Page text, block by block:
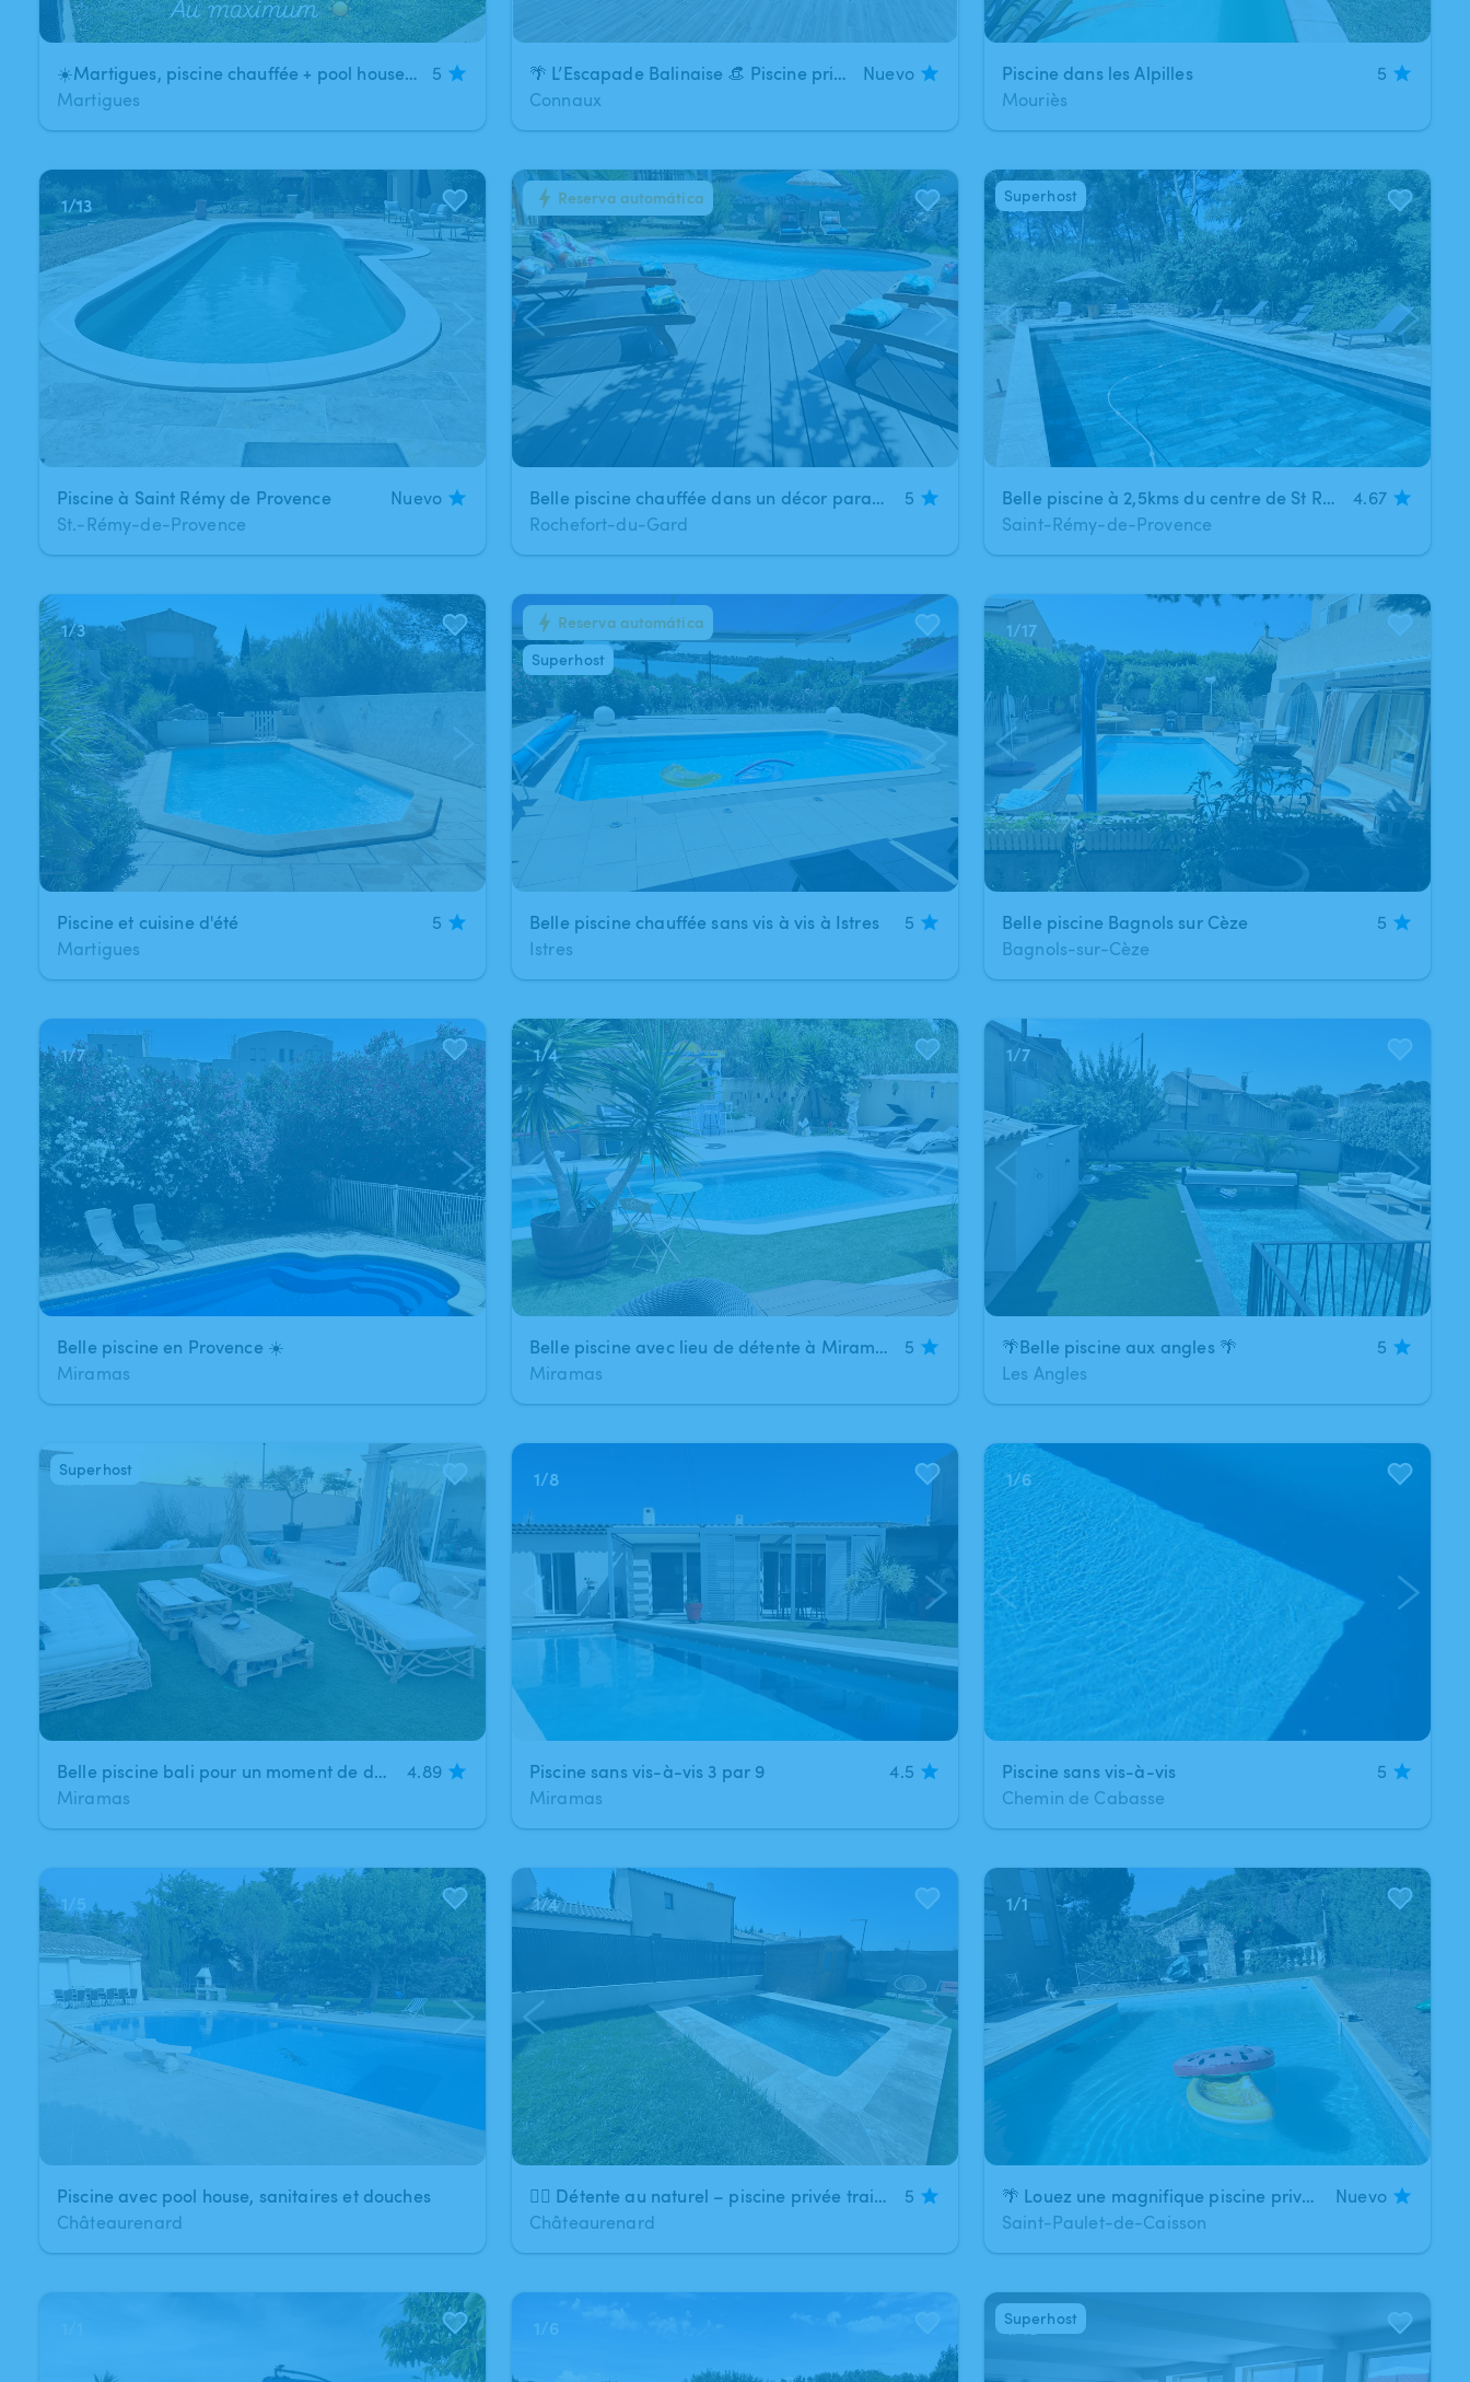
☀️Martigues, piscine chauffée + pool house + jardin arboré
5
Martigues
🌴 L’Escapade Balinaise 👒​​ Piscine privée & grand jardin sans vis-à-vis
Nuevo
Connaux
Piscine dans les Alpilles
5
Mouriès
1/13
Piscine à Saint Rémy de Provence
Nuevo
St.-Rémy-de-Provence
1/7
Belle piscine chauffée dans un décor paradisiaque
5
Rochefort-du-Gard
Reserva automática 1/3
Belle piscine à 2,5kms du centre de St Rémy de Provence au cœur des Alpilles
4.67
Saint-Rémy-de-Provence
Superhost
1/3
Piscine et cuisine d'été
5
Martigues
1/7
Belle piscine chauffée sans vis à vis à Istres
5
Istres
Reserva automática
Superhost
1/17
Belle piscine Bagnols sur Cèze
5
Bagnols-sur-Cèze
1/7
Belle piscine en Provence ☀️
Miramas
1/4
Belle piscine avec lieu de détente à Miramas
5
Miramas
1/7
🌴Belle piscine aux angles 🌴
5
Les Angles
1/4
Belle piscine bali pour un moment de detente
4.89
Miramas
Superhost 1/8
Piscine sans vis-à-vis 3 par 9
4.5
Miramas
1/6
Piscine sans vis-à-vis
5
Chemin de Cabasse
1/5
Piscine avec pool house, sanitaires et douches
Châteaurenard
1/4
🏊‍♀️ Détente au naturel – piscine privée traitée au sel
5
Châteaurenard
1/1
🌴 Louez une magnifique piscine privée 6 × 12 m pour une journée de détente ! ☀️
Nuevo
Saint-Paulet-de-Caisson
1/6 1/18
Superhost